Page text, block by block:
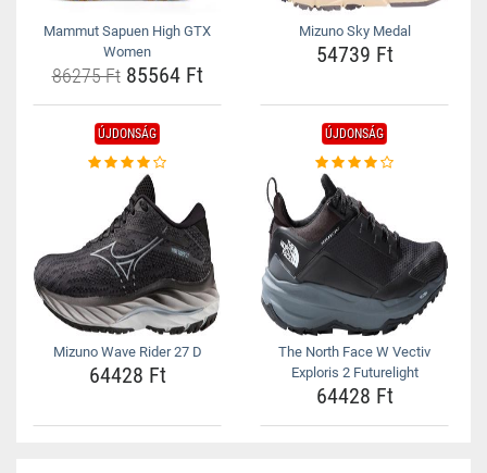
Mammut Sapuen High GTX
Women
86275 Ft85564 Ft
Mizuno Sky Medal
54739 Ft
ÚJDONSÁG
Mizuno Wave Rider 27 D
64428 Ft
ÚJDONSÁG
The North Face W Vectiv
Exploris 2 Futurelight
64428 Ft